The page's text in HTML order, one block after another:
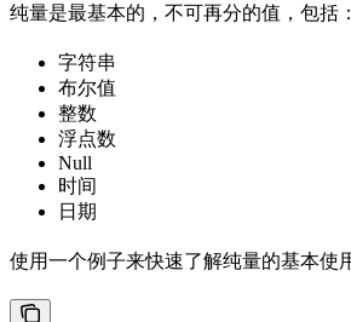
纯量是最基本的，不可再分的值，包括：
字符串
布尔值
整数
浮点数
Null
时间
日期
使用一个例子来快速了解纯量的基本使